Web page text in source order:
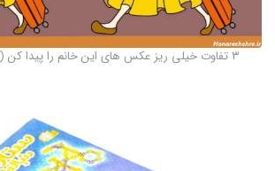
۳ تفاوت خیلی ریز عکس های این خانم را پیدا کن ( ۱۲ ثانیه فرصت ...